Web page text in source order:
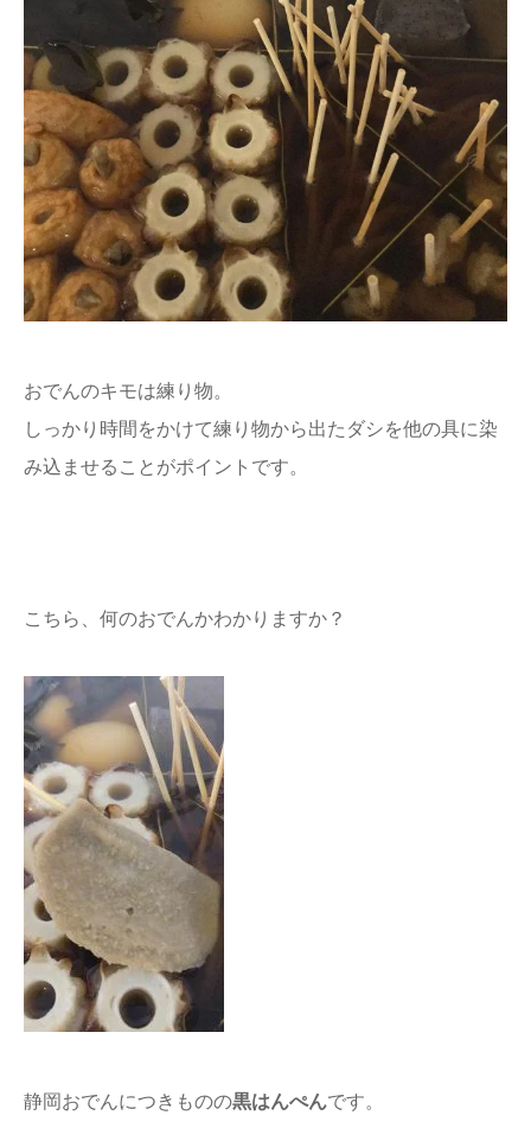
おでんのキモは練り物。
しっかり時間をかけて練り物から出たダシを他の具に染
み込ませることがポイントです。
こちら、何のおでんかわかりますか？
静岡おでんにつきものの黒はんぺんです。